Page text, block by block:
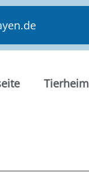
Tierheim